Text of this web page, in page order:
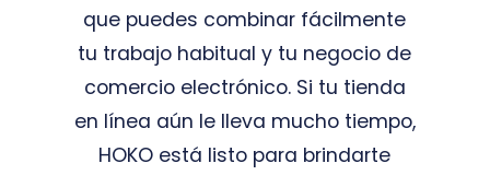
que puedes combinar fácilmente
tu trabajo habitual y tu negocio de
comercio electrónico. Si tu tienda
en línea aún le lleva mucho tiempo,
HOKO está listo para brindarte